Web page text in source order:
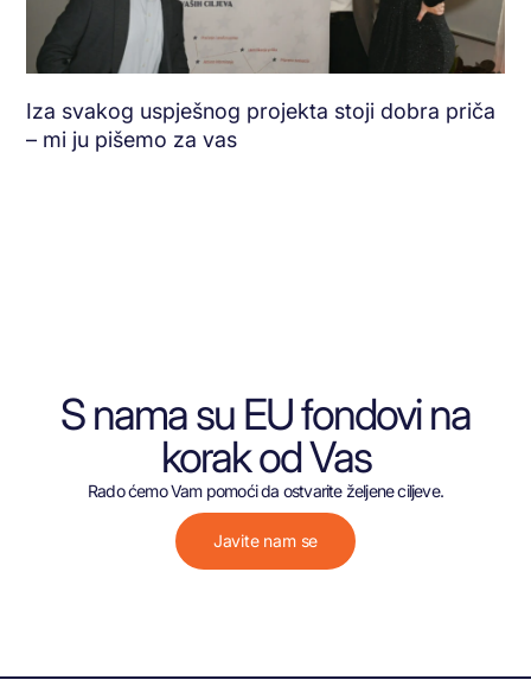
Iza svakog uspješnog projekta stoji dobra priča
– mi ju pišemo za vas
S nama su EU fondovi na
korak od Vas
Rado ćemo Vam pomoći da ostvarite željene ciljeve.
Javite nam se